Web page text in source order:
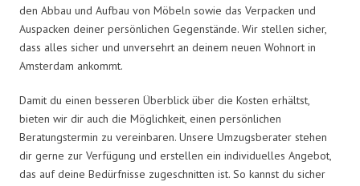
den Abbau und Aufbau von Möbeln sowie das Verpacken und
Auspacken deiner persönlichen Gegenstände. Wir stellen sicher,
dass alles sicher und unversehrt an deinem neuen Wohnort in
Amsterdam ankommt.
Damit du einen besseren Überblick über die Kosten erhältst,
bieten wir dir auch die Möglichkeit, einen persönlichen
Beratungstermin zu vereinbaren. Unsere Umzugsberater stehen
dir gerne zur Verfügung und erstellen ein individuelles Angebot,
das auf deine Bedürfnisse zugeschnitten ist. So kannst du sicher